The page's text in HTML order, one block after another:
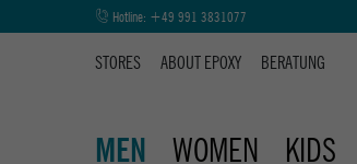
Hotline: +49 991 3831077
STORES ABOUT EPOXY BERATUNG
MEN WOMEN KIDS